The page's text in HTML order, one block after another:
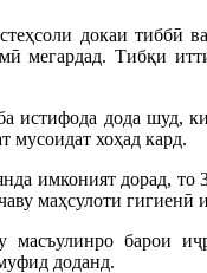
докаи тиббӣ
мегардад. Тибқи
истифода дода шуд,
мусоидат хоҳад кард.
имконият дорад,
маҳсулоти гигиенӣ
барои
доданд.